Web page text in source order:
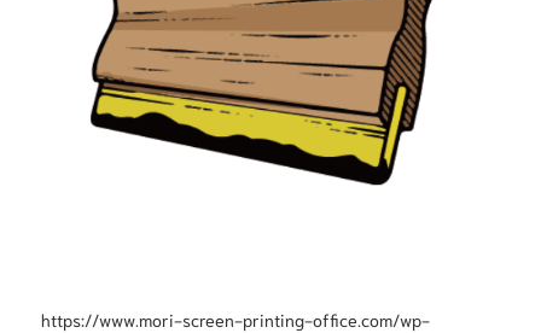
https://www.mori-screen-printing-office.com/wp-